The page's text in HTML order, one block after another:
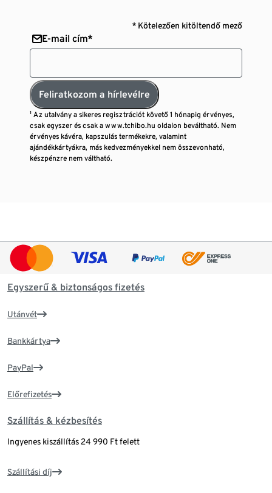
* Kötelezően kitöltendő mező
E-mail cím*
Feliratkozom a hírlevélre
¹ Az utalvány a sikeres regisztrációt követő 1 hónapig érvényes,
csak egyszer és csak a www.tchibo.hu oldalon beváltható. Nem
érvényes kávéra, kapszulás termékekre, valamint
ajándékkártyákra, más kedvezményekkel nem összevonható,
készpénzre nem váltható.
Egyszerű & biztonságos fizetés
Utánvét
Bankkártya
PayPal
Előrefizetés
Szállítás & kézbesítés
Ingyenes kiszállítás 24 990 Ft felett
Szállítási díj